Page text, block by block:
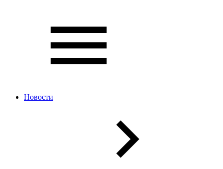
Новости